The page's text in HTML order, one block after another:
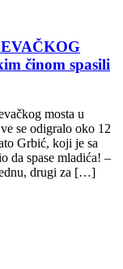
činom spasili
mosta u
se odigralo oko 12
Grbić, koji je sa
da spase mladića! –
drugi za […]